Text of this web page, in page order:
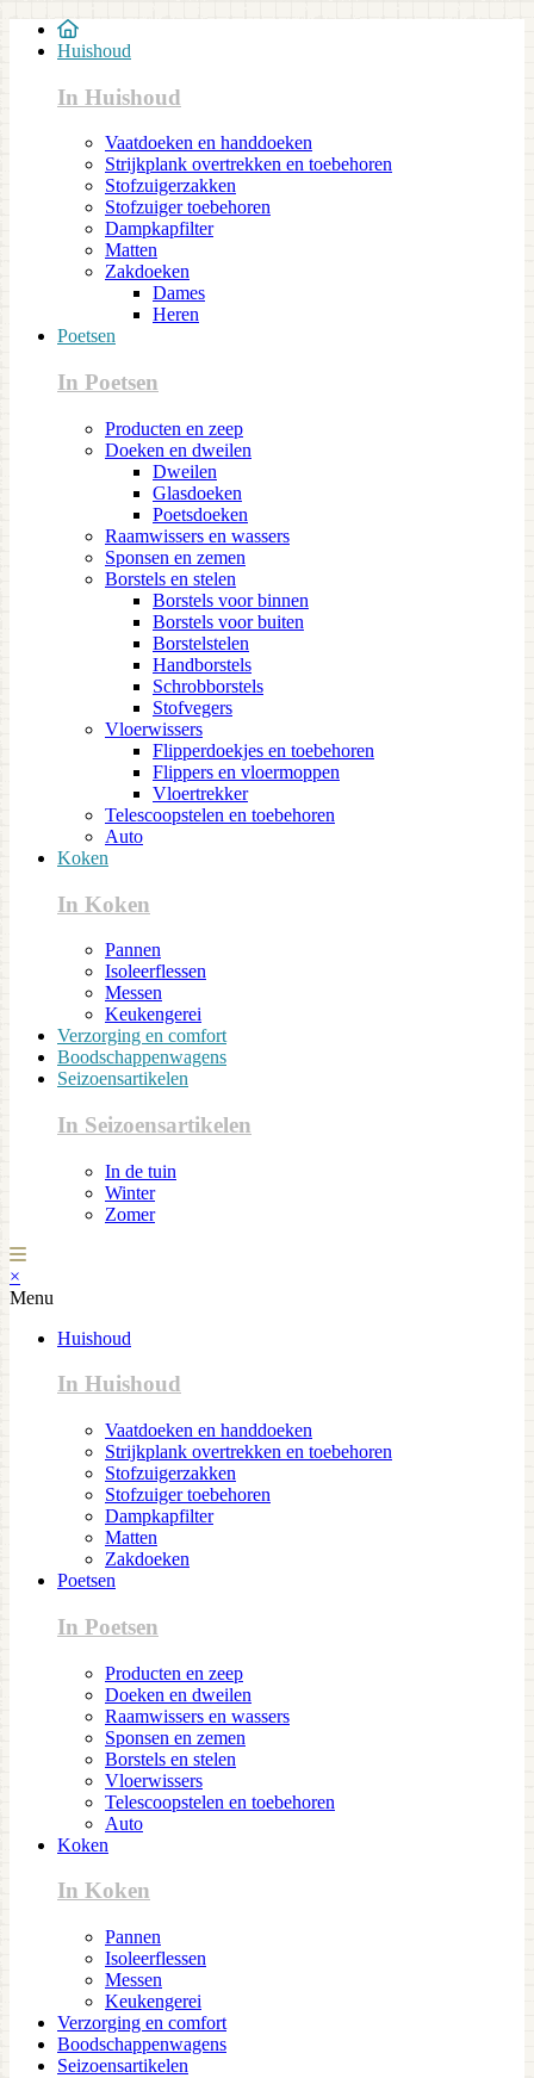
Huishoud
In Huishoud
Vaatdoeken en handdoeken
Strijkplank overtrekken en toebehoren
Stofzuigerzakken
Stofzuiger toebehoren
Dampkapfilter
Matten
Zakdoeken
Dames
Heren
Poetsen
In Poetsen
Producten en zeep
Doeken en dweilen
Dweilen
Glasdoeken
Poetsdoeken
Raamwissers en wassers
Sponsen en zemen
Borstels en stelen
Borstels voor binnen
Borstels voor buiten
Borstelstelen
Handborstels
Schrobborstels
Stofvegers
Vloerwissers
Flipperdoekjes en toebehoren
Flippers en vloermoppen
Vloertrekker
Telescoopstelen en toebehoren
Auto
Koken
In Koken
Pannen
Isoleerflessen
Messen
Keukengerei
Verzorging en comfort
Boodschappenwagens
Seizoensartikelen
In Seizoensartikelen
In de tuin
Winter
Zomer
×
Menu
Huishoud
In Huishoud
Vaatdoeken en handdoeken
Strijkplank overtrekken en toebehoren
Stofzuigerzakken
Stofzuiger toebehoren
Dampkapfilter
Matten
Zakdoeken
Poetsen
In Poetsen
Producten en zeep
Doeken en dweilen
Raamwissers en wassers
Sponsen en zemen
Borstels en stelen
Vloerwissers
Telescoopstelen en toebehoren
Auto
Koken
In Koken
Pannen
Isoleerflessen
Messen
Keukengerei
Verzorging en comfort
Boodschappenwagens
Seizoensartikelen